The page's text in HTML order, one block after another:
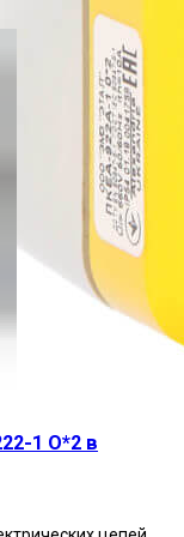
1 О*2 в